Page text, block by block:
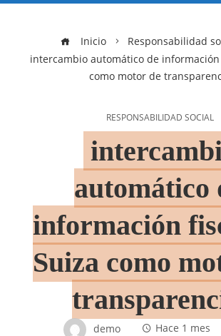
Inicio
Responsabilidad
intercambio automático de información
como motor de
RESPONSABILIDAD SOCIAL
automático
información
Suiza como
demo Hace 1 mes